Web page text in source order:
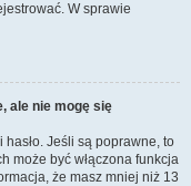
W sprawie
ale nie mogę się
Jeśli są poprawne, to
może być włączona funkcja
że masz mniej niż 13